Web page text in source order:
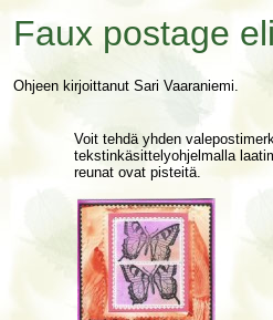
Faux postage
Ohjeen kirjoittanut Sari Vaaraniemi.
Voit tehdä yhden
tekstinkäsittelyohjelmalla
reunat ovat pisteitä.